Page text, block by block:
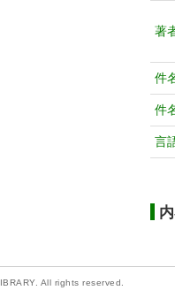
著
件
件
言
All rights reserved.